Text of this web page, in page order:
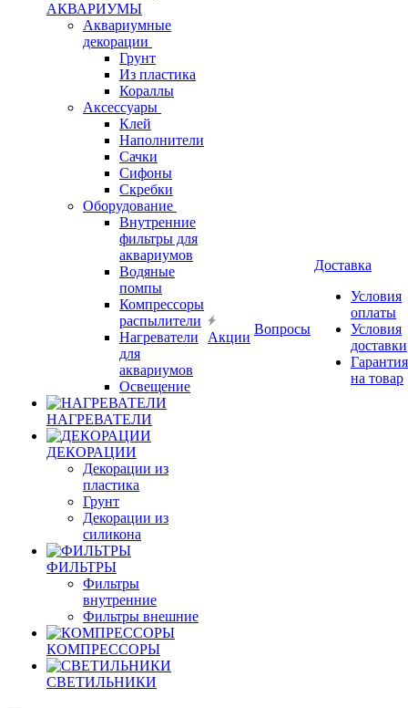
АКВАРИУМЫ
Аквариумные
декорации
Грунт
Из пластика
Кораллы
Аксессуары
Клей
Наполнители
Сачки
Сифоны
Скребки
Оборудование
Внутренние
фильтры для
аквариумов
Водяные
помпы
Компрессоры
распылители
Нагреватели
для
аквариумов
Освещение
НАГРЕВАТЕЛИ
ДЕКОРАЦИИ
Декорации из
пластика
Грунт
Декорации из
силикона
ФИЛЬТРЫ
Фильтры
внутренние
Фильтры внешние
КОМПРЕССОРЫ
СВЕТИЛЬНИКИ
Акции
Вопросы
Доставка
Условия
оплаты
Условия
доставки
Гарантия
на товар